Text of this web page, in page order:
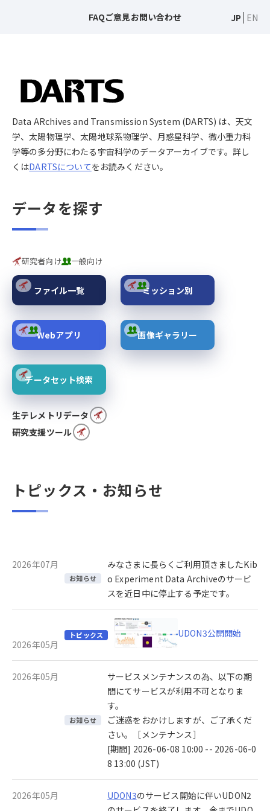
FAQご意見お問い合わせ JP EN
Data ARchives and Transmission System (DARTS) は、天文
学、太陽物理学、太陽地球系物理学、月惑星科学、微小重力科
学等の多分野にわたる宇宙科学のデータアーカイブです。詳し
くはDARTSについてをお読みください。
データを探す
研究者向け 一般向け
ファイル一覧 ミッション別
Webアプリ 画像ギャラリー
データセット検索
生テレメトリデータ
研究支援ツール
トピックス・お知らせ
2026年07月
お知らせ
みなさまに長らくご利用頂きましたKib
o Experiment Data Archiveのサービ
スを近日中に停止する予定です。
2026年05月
トピックス UDON3公開開始
2026年05月
お知らせ
サービスメンテナンスの為、以下の期
間にてサービスが利用不可となりま
す。
ご迷惑をおかけしますが、ご了承くだ
さい。［メンテナンス］
[期間] 2026-06-08 10:00 -- 2026-06-0
8 13:00 (JST)
2026年05月 UDON3のサービス開始に伴いUDON2